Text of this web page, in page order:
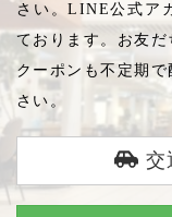
さい。LINE公式ア
ております。お友
クーポンも不定期
さい。
交